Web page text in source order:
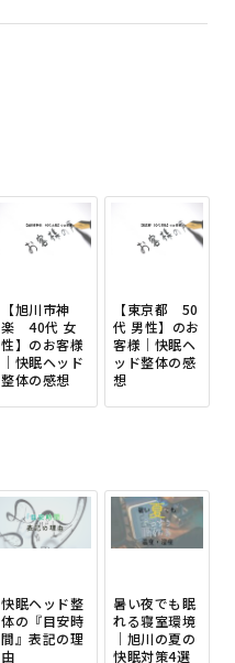
【旭川市神
楽 40代 女
性】のお客様
｜快眠ヘッド
整体の感想
【東京都 50
代 男性】のお
客様｜快眠ヘ
ッド整体の感
想
快眠ヘッド整
体の『目安時
間』表記の理
由
暑い夜でも眠
れる寝室環境
｜旭川の夏の
快眠対策4選